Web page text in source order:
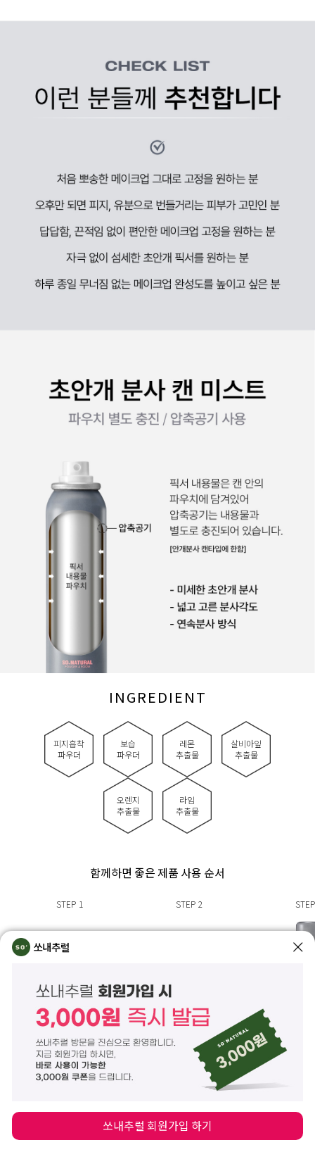
INGREDIENT
피지흡착
파우더
보습
파우더
레몬
추출물
살비아잎
추출물
오렌지
추출물
라임
추출물
함께하면 좋은 제품 사용 순서
STEP 1
올 데이 블러 핏
프렙 픽서
모공 보정, 베이스 고정
모공 밀착 블러 프렙
STEP 2
올 데이 커버
픽싱 크림
피부 결점을 촘촘하게
커버해주는 픽싱 커버 크림
STEP
메이크업
메이크업 세팅
쏘내추럴
쏘내추럴 회원가입 하기